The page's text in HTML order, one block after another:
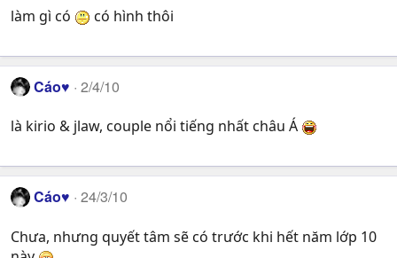
làm gì có có hình thôi
Cáo♥ 2/4/10
là kirio & jlaw, couple nổi tiếng nhất châu Á
Cáo♥ 24/3/10
Chưa, nhưng quyết tâm sẽ có trước khi hết năm lớp 10